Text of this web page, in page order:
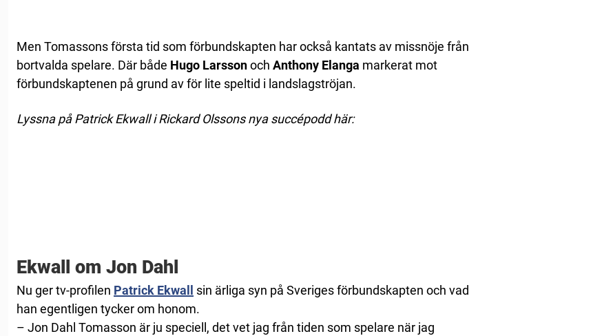
Men Tomassons första tid som förbundskapten har också kantats av missnöje från
bortvalda spelare. Där både Hugo Larssonoch Anthony Elanga markerat mot
förbundskaptenen på grund av för lite speltid i landslagströjan.
Lyssna på Patrick Ekwall i Rickard Olssons nya succépodd här:
Ekwall om Jon Dahl
Nu ger tv-profilen Patrick Ekwall
sin ärliga syn på Sveriges förbundskapten och vad
han egentligen tycker om honom.
– Jon Dahl Tomasson är ju speciell, det vet jag från tiden som spelare när jag